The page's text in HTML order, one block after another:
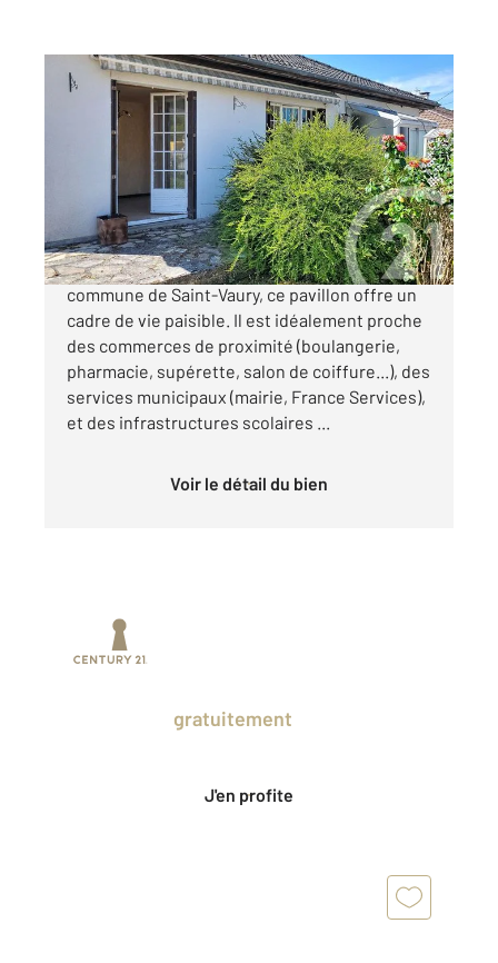
ST VAURY 23
98,50 m
, 5 pièces
Ref : 3700
Maison à vendre
99 000 €
Exclusivité CENTURY21 !!! Situé dans la
commune de Saint-Vaury, ce pavillon offre un
cadre de vie paisible. Il est idéalement proche
des commerces de proximité (boulangerie,
pharmacie, supérette, salon de coiffure...), des
services municipaux (mairie, France Services),
et des infrastructures scolaires ...
Voir le détail du bien
gratuitement
J'en profite